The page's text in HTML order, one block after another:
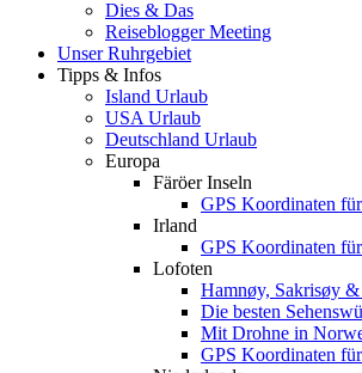
Dies & Das
Reiseblogger Meeting
Unser Ruhrgebiet
Tipps & Infos
Island Urlaub
USA Urlaub
Deutschland Urlaub
Europa
Färöer Inseln
GPS Koordinaten
Irland
GPS Koordinaten
Lofoten
Hamnøy, Sakrisøy
Die besten
Mit Drohne in
GPS Koordinaten